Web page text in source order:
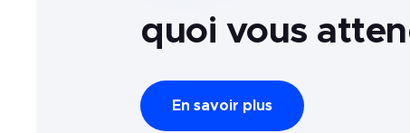
quoi vous
En savoir plus